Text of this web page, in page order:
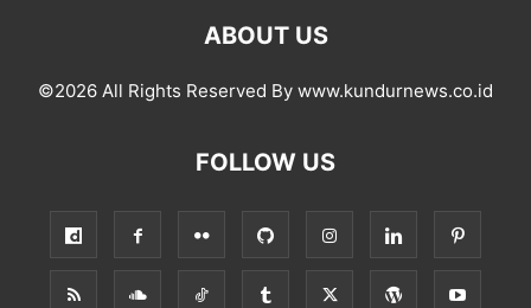
ABOUT US
©2026 All Rights Reserved By www.kundurnews.co.id
FOLLOW US